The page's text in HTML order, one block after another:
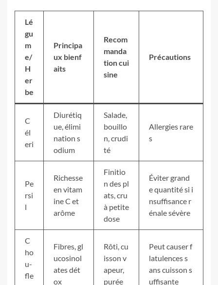
Lé
gu
m
e/
H
er
be
Principa
ux bienf
aits
Recom
manda
tion cui
sine
Précautions
C
él
eri
Diurétiq
ue, élimi
nation s
odium
Salade,
bouillo
n, crudi
té
Allergies rare
s
Pe
rsi
l
Richesse
en vitam
ine C et
arôme
Finitio
n des pl
ats, cru
à petite
dose
Éviter grand
e quantité si i
nsuffisance r
énale sévère
C
ho
u-
fle
Fibres, gl
ucosinol
ates dét
ox
Rôti, cu
isson v
apeur,
purée
Peut causer f
latulences s
ans cuisson s
uffisante